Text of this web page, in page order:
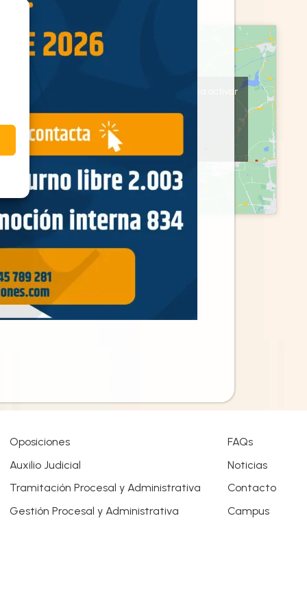
Haz clic en «Estoy de acuerdo» para activar
Política de cookies
Estoy de acuerdo
Oposiciones
Auxilio Judicial
Tramitación Procesal y Administrativa
Gestión Procesal y Administrativa
FAQs
Noticias
Contacto
Campus